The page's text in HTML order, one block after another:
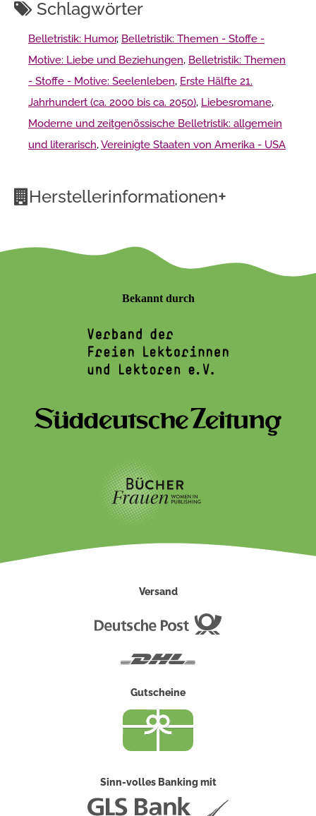
Schlagwörter
Belletristik: Humor, Belletristik: Themen - Stoffe -
Motive: Liebe und Beziehungen, Belletristik: Themen
- Stoffe - Motive: Seelenleben, Erste Hälfte 21.
Jahrhundert (ca. 2000 bis ca. 2050), Liebesromane,
Moderne und zeitgenössische Belletristik: allgemein
und literarisch,Vereinigte Staaten von Amerika - USA
Herstellerinformationen+
Bekannt durch
Versand
Gutscheine
Sinn-volles Banking mit